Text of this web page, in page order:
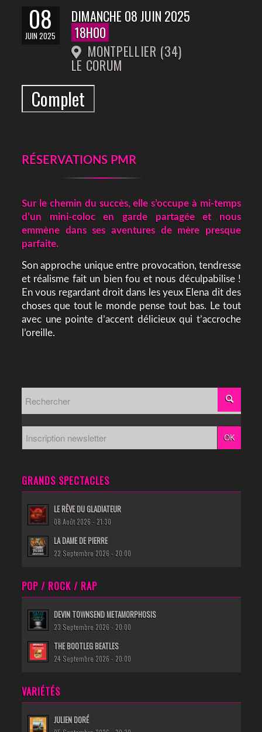
08
JUIN 2025
DIMANCHE 08 JUIN 2025
18H00
MONTPELLIER (34)
LE CORUM
Complet
RÉSERVATIONS PMR
Sur le chemin du succès, elle s’occupe à mi-temps
d’un mini-coloc en garde partagée et nous
emmène dans ses aventures de mère presque
parfaite.
Son approche unique entre provocation, tendresse
et réalisme fait un bien fou et nous déculpabilise !
En vous regardant droit dans les yeux Elena dit des
choses que tout le monde pense tout bas. Le tout
avec une pointe d’accent délicieux qui t’accroche
l’oreille.
GRANDS SPECTACLES
LE RÊVE DU GLADIATEUR
08 Août 2026 - 21:30
LA DAME DE PIERRE
22 Septembre 2026 - 20:00
POP / ROCK / RAP
DEVIN TOWNSEND METAMORPHOSIS
23 Septembre 2026 - 20:00
THE BOOTLEG BEATLES
24 Septembre 2026 - 20:00
VARIÉTÉS
JULIEN DORÉ